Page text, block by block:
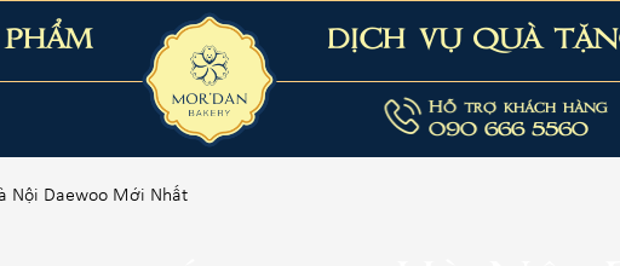
DỊCH VỤ QUÀ
Hỗ trợ khách hàng
090 666 5560
Nội Daewoo Mới Nhất